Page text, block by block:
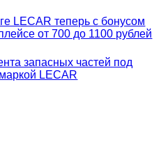
LECAR теперь с бонусом
от 700 до 1100 рублей
запасных частей под
LECAR